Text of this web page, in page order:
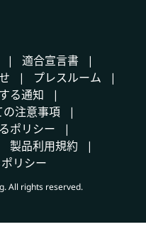
適合宣言書
プレスルーム
る通知
の注意事項
ポリシー
製品利用規約
リシー
All rights reserved.